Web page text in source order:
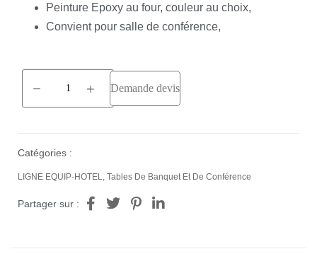
Peinture Epoxy au four, couleur au choix,
Convient pour salle de conférence,
Demande devis
Catégories :
LIGNE EQUIP-HOTEL Tables De Banquet Et De Conférence
Partager sur :